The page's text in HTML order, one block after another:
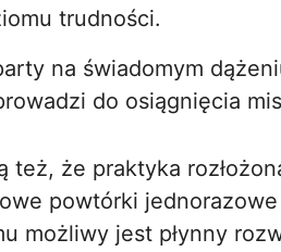
trudności.
na świadomym
do osiągnięcia
też, że praktyka
powtórki
możliwy jest płynny